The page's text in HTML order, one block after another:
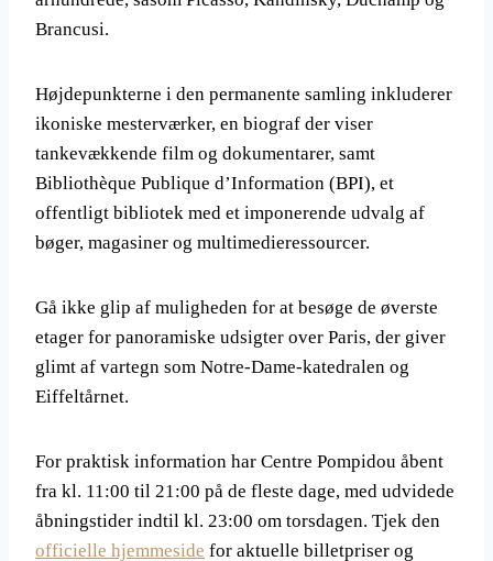
Brancusi.
Højdepunkterne i den permanente samling inkluderer
ikoniske mesterværker, en biograf der viser
tankevækkende film og dokumentarer, samt
Bibliothèque Publique d’Information (BPI), et
offentligt bibliotek med et imponerende udvalg af
bøger, magasiner og multimedieressourcer.
Gå ikke glip af muligheden for at besøge de øverste
etager for panoramiske udsigter over Paris, der giver
glimt af vartegn som Notre-Dame-katedralen og
Eiffeltårnet.
For praktisk information har Centre Pompidou åbent
fra kl. 11:00 til 21:00 på de fleste dage, med udvidede
åbningstider indtil kl. 23:00 om torsdagen. Tjek den
officielle hjemmeside for aktuelle billetpriser og